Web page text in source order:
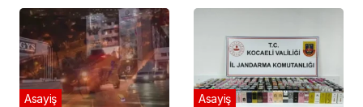
Asayiş Asayiş